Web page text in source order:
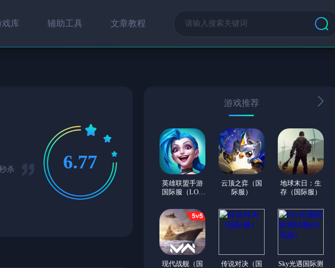
戏库 辅助工具 文章教程
杀 6.77
游戏推荐
英雄联盟手游
国际服（LOL
云顶之弈（国
际服）
地球末日：生
存（国际服）
现代战舰（国
传说对决（国
Sky光遇国际测